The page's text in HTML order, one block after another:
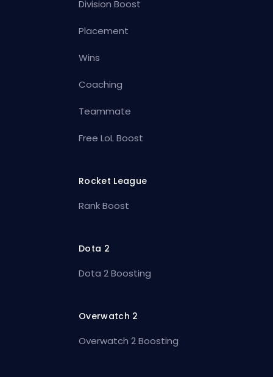
Division Boost
Placement
Wins
Coaching
Teammate
Free LoL Boost
Rocket League
Rank Boost
Dota 2
Dota 2 Boosting
Overwatch 2
Overwatch 2 Boosting